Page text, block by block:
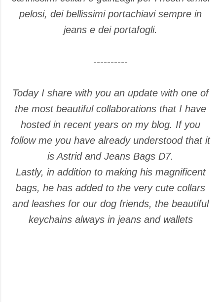
pelosi, dei bellissimi portachiavi sempre in
jeans e dei portafogli.
----------
Today I share with you an update with one of
the most beautiful collaborations that I have
hosted in recent years on my blog. If you
follow me you have already understood that it
is Astrid and Jeans Bags D7.
Lastly, in addition to making his magnificent
bags, he has added to the very cute collars
and leashes for our dog friends, the beautiful
keychains always in jeans and wallets